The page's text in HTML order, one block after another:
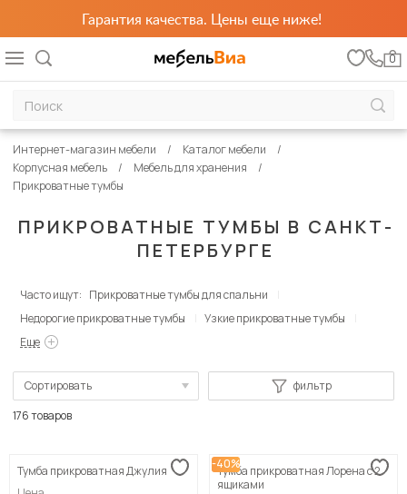
Гарантия качества. Цены еще ниже!
0
ПРИКРОВАТНЫЕ ТУМБЫ В САНКТ-
ПЕТЕРБУРГЕ
Интернет-магазин мебели
Каталог мебели
Корпусная мебель
Мебель для хранения
Прикроватные тумбы
Часто ищут: Прикроватные тумбы для спальни
Недорогие прикроватные тумбы
Узкие прикроватные тумбы
Еще
Сортировать
Сначала дорогие
фильтр
176 товаров
Тумба прикроватная Джулия
-40%
Тумба прикроватная Лорена с 2
ящиками